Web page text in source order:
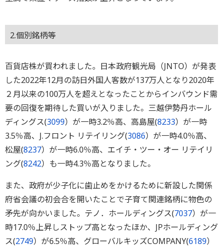
2.個別銘柄等
百貨店株が買われました。日本政府観光局（JNTO）が発表
した2022年12月の訪日外国人客数が137万人となり2020年
２月以来の100万人を超えとなったことからインバウンド需
要の回復を期待した買いが入りました。三越伊勢丹ホール
ディングス(3099）が一時3.2％高、高島屋(8233）が一時
3.5％高、J.フロント リテイリング(3086）が一時4.0％高、
松屋(8237）が一時6.0％高、エイチ・ツー・オー リテイリ
ング(8242）も一時4.3％高となりました。
また、政府が少子化に歯止めをかけるために新設した関係
府省会議の初会合を開いたことで子育て関連銘柄に物色の
矛先が向かいました。テノ．ホールディングス(7037）が一
時17.0％上昇しストップ高となったほか、JPホールディング
ス(2749）が6.5％高、グローバルキッズCOMPANY(6189）